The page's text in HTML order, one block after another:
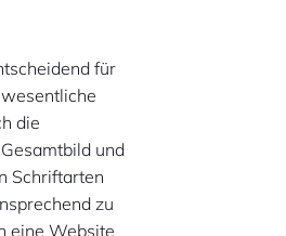
für
die
und
Schriftarten
zu
eine Website